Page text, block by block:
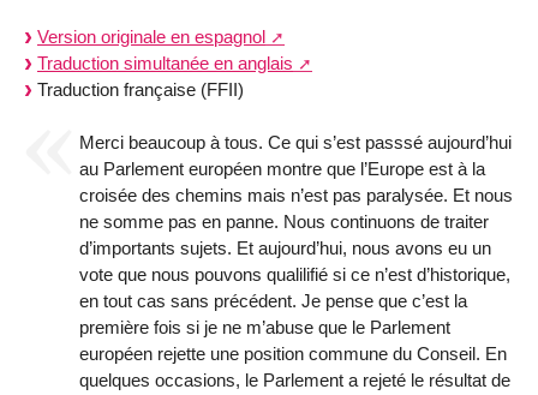
Version originale en espagnol
Traduction simultanée en anglais
Traduction française (FFII)
Merci beaucoup à tous. Ce qui s’est passsé aujourd’hui
au Parlement européen montre que l’Europe est à la
croisée des chemins mais n’est pas paralysée. Et nous
ne somme pas en panne. Nous continuons de traiter
d’importants sujets. Et aujourd’hui, nous avons eu un
vote que nous pouvons qualilifié si ce n’est d’historique,
en tout cas sans précédent. Je pense que c’est la
première fois si je ne m’abuse que le Parlement
européen rejette une position commune du Conseil. En
quelques occasions, le Parlement a rejeté le résultat de